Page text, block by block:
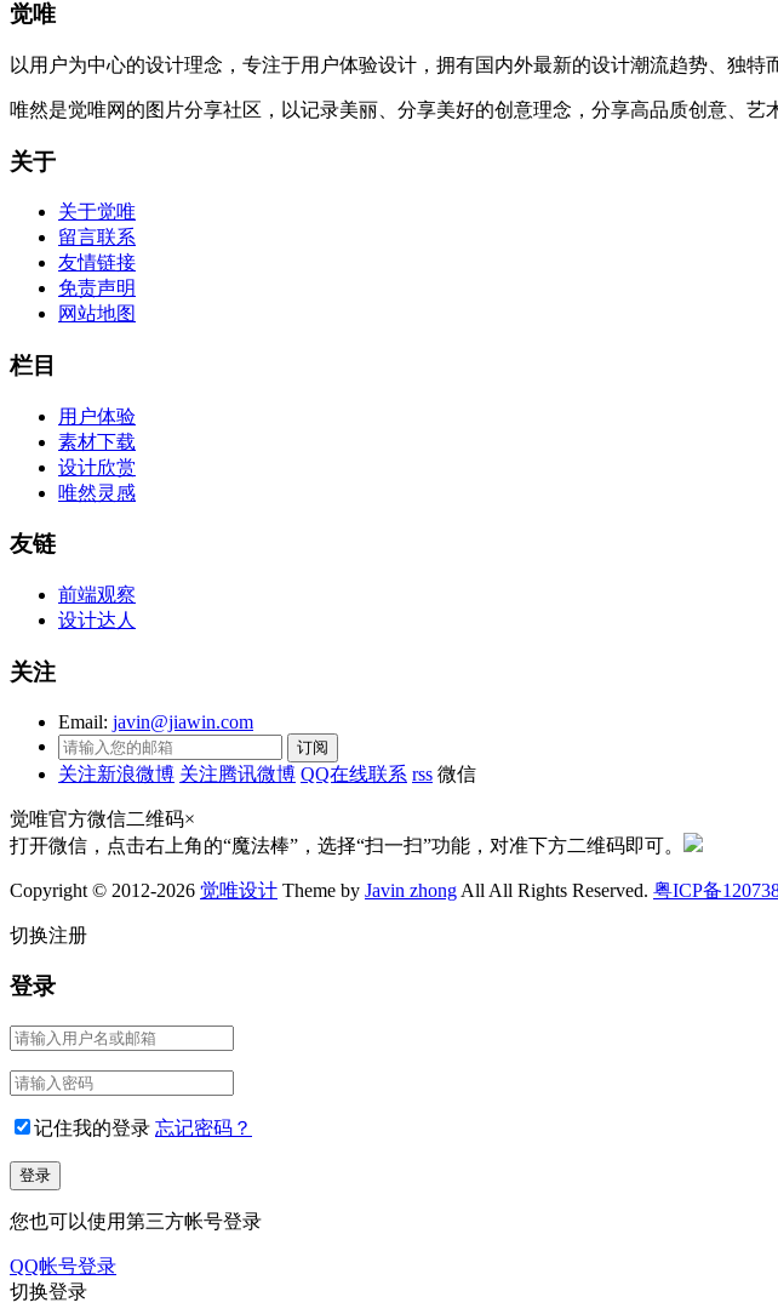
觉唯
以用户为中心的设计理念，专注于用户体验设计，拥有国内外最新的设计潮流趋势、独
唯然是觉唯网的图片分享社区，以记录美丽、分享美好的创意理念，分享高品质创意、艺
关于
关于觉唯
留言联系
友情链接
免责声明
网站地图
栏目
用户体验
素材下载
设计欣赏
唯然灵感
友链
前端观察
设计达人
关注
Email: javin@jiawin.com
关注新浪微博 关注腾讯微博 QQ在线联系 rss 微信
觉唯官方微信二维码×
打开微信，点击右上角的“魔法棒”，选择“扫一扫”功能，对准下方二维码即可。
Copyright © 2012-2026 觉唯设计 Theme by Javin zhong All All Rights Reserved. 粤ICP备
切换注册
登录
记住我的登录 忘记密码？
您也可以使用第三方帐号登录
QQ帐号登录
切换登录